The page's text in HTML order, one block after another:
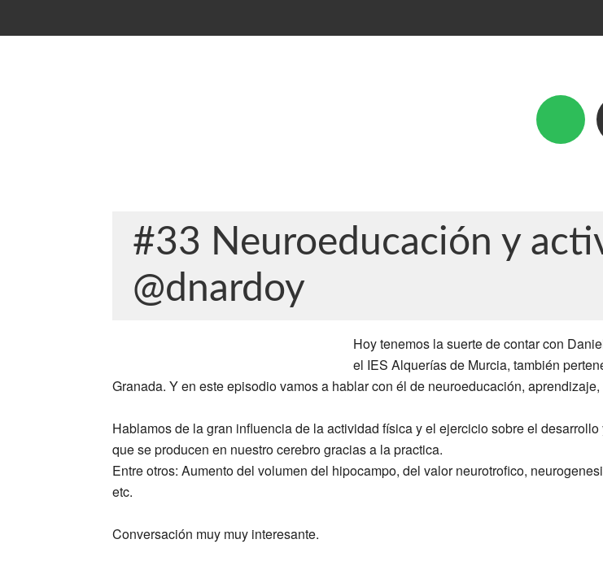
#33 Neuroeducación y
@dnardoy
Hoy tenemos la suerte de contar con
el IES Alquerías de Murcia, también
Granada. Y en este episodio vamos a hablar con él de neuroeducación,
Hablamos de la gran influencia de la actividad física y el ejercicio sobre el
que se producen en nuestro cerebro gracias a la practica.
Entre otros: Aumento del volumen del hipocampo, del valor neurotrofico,
etc.
Conversación muy muy interesante.